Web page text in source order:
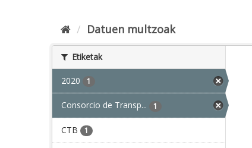
Datuen multzoak
Etiketak
2020 1
Consorcio de Transp... 1
CTB 1